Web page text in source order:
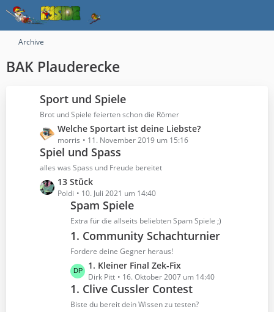
Archive
BAK Plauderecke
Sport und Spiele
Brot und Spiele feierten schon die Römer
L
e
t
z
e
Welche Sportart ist deine Liebste?
morris 11. November 2019 um 15:16
Spiel und Spass
alles was Spass und Freude bereitet
L
e
13 Stück
Poldi 10. Juli 2021 um 14:40
Spam Spiele
Extra für die allseits beliebten Spam Spiele ;)
1. Community Schachturnier
Fordere deine Gegner heraus!
L
e
t
z
1. Kleiner Final Zek-Fix
Dirk Pitt 16. Oktober 2007 um 14:40
1. Clive Cussler Contest
Biste du bereit dein Wissen zu testen?